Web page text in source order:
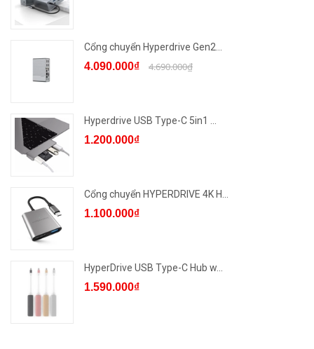
Cổng chuyển Hyperdrive Gen2...
4.090.000₫ 4.690.000₫
Hyperdrive USB Type-C 5in1 ...
1.200.000₫
Cổng chuyển HYPERDRIVE 4K H...
1.100.000₫
HyperDrive USB Type-C Hub w...
1.590.000₫